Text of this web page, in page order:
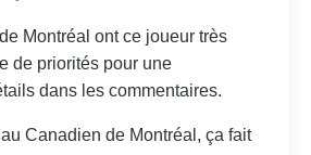
Montréal ont ce joueur très
de priorités pour une
dans les commentaires.
Canadien de Montréal, ça fait